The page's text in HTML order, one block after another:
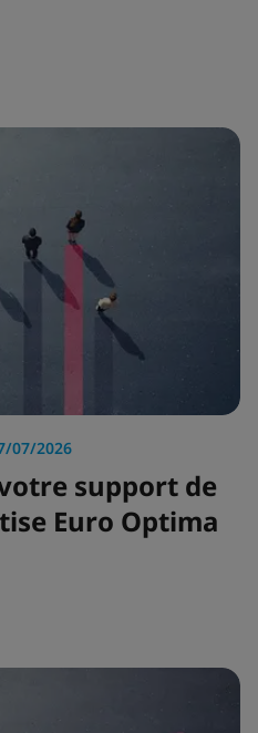
07/2026
support de
Euro Optima